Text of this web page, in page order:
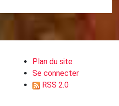
Plan du site
Se connecter
RSS 2.0